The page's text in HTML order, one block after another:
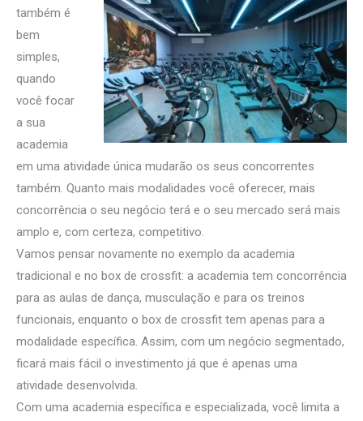
também é
bem
simples,
quando
você focar
a sua
academia
em uma atividade única mudarão os seus concorrentes
também. Quanto mais modalidades você oferecer, mais
concorrência o seu negócio terá e o seu mercado será mais
amplo e, com certeza, competitivo.
Vamos pensar novamente no exemplo da academia
tradicional e no box de crossfit: a academia tem concorrência
para as aulas de dança, musculação e para os treinos
funcionais, enquanto o box de crossfit tem apenas para a
modalidade específica. Assim, com um negócio segmentado,
ficará mais fácil o investimento já que é apenas uma
atividade desenvolvida.
Com uma academia específica e especializada, você limita a